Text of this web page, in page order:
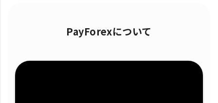
PayForexについて